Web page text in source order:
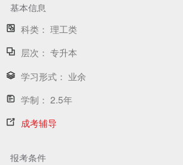
基本信息
科类： 理工类
层次： 专升本
学习形式： 业余
学制： 2.5年
成考辅导
报考条件